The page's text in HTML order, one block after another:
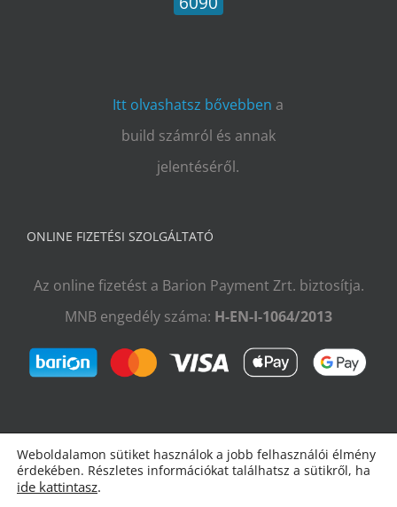
Itt olvashatsz bővebben a
build számról és annak
jelentéséről.
ONLINE FIZETÉSI SZOLGÁLTATÓ
Az online fizetést a Barion Payment Zrt. biztosítja.
MNB engedély száma: H-EN-I-1064/2013
Weboldalamon sütiket használok a jobb felhasználói élmény
érdekében. Részletes információkat találhatsz a sütikről, ha
ide kattintasz.